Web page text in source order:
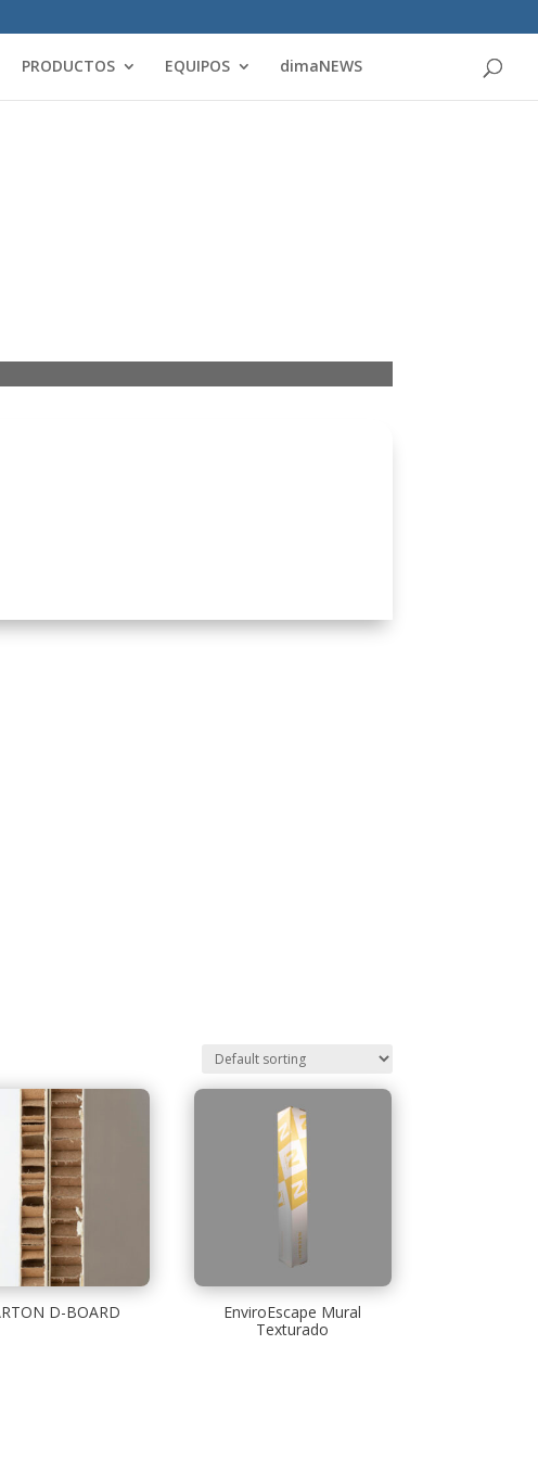
PRODUCTOS EQUIPOS dimaNEWS
Products
D-BOARD
EnviroEscape Mural
Texturado